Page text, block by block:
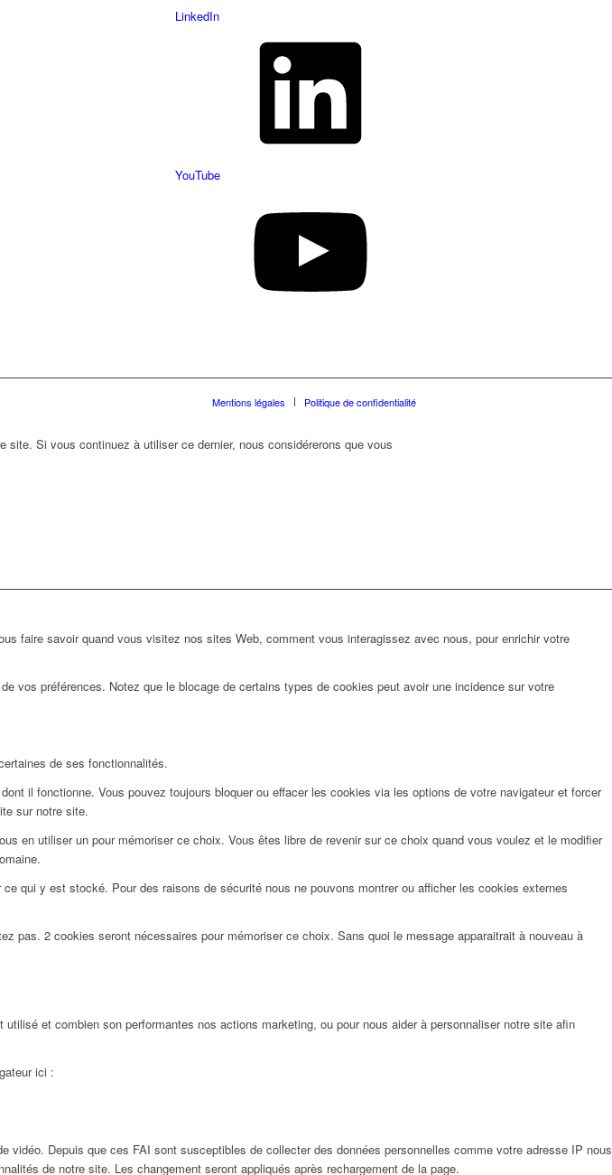
LinkedIn
YouTube
Mentions légales Politique de confidentialité
Si vous continuez à utiliser ce dernier, nous considérerons que vous
faire savoir quand vous visitez nos sites Web, comment vous interagissez avec nous, pour enrichir votre
vos préférences. Notez que le blocage de certains types de cookies peut avoir une incidence sur votre
de ses fonctionnalités.
il fonctionne. Vous pouvez toujours bloquer ou effacer les cookies via les options de votre navigateur et forcer
sur notre site.
en utiliser un pour mémoriser ce choix. Vous êtes libre de revenir sur ce choix quand vous voulez et le modifier
qui y est stocké. Pour des raisons de sécurité nous ne pouvons montrer ou afficher les cookies externes
pas. 2 cookies seront nécessaires pour mémoriser ce choix. Sans quoi le message apparaitrait à nouveau à
et combien son performantes nos actions marketing, ou pour nous aider à personnaliser notre site afin
ici :
Depuis que ces FAI sont susceptibles de collecter des données personnelles comme votre adresse IP nous
de notre site. Les changement seront appliqués après rechargement de la page.